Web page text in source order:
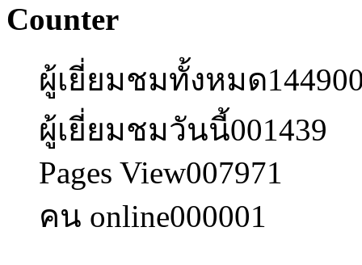
Counter
ผู้เยี่ยมชมทั้งหมด
ผู้เยี่ยมชมวันนี้001439
Pages View007971
คน online000001